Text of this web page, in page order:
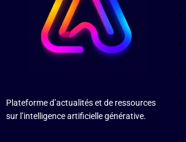
Plateforme d’actualités et de ressources
sur l’intelligence artificielle générative.